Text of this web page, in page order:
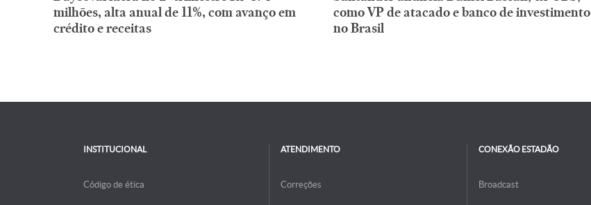
milhões, alta anual de 11%, com avanço em
crédito e receitas
como VP de atacado e banco de investimento
no Brasil
INSTITUCIONAL
Código de ética
ATENDIMENTO
Correções
CONEXÃO ESTADÃO
Broadcast